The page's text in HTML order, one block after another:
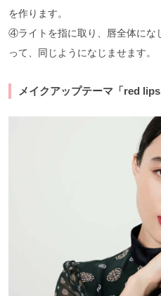
を作ります。
④ライトを指に取り、唇全体にな
って、同じようになじませます。
メイクアップテーマ「red lips